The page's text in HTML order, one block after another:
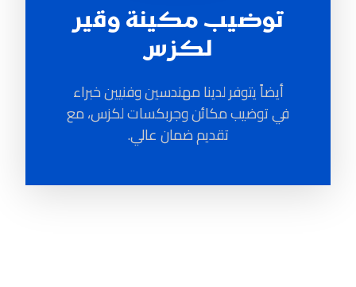
توضيب مكينة وقير
لكزس
أيضاً يتوفر لدينا مهندسين وفنيين خبراء
في توضيب مكائن وجربكسات لكزس، مع
تقديم ضمان عالي.